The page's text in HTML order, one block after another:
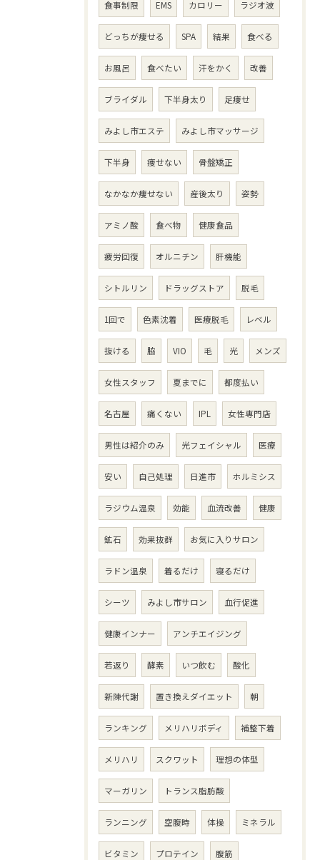
食事制限 EMS カロリー ラジオ波
どっちが痩せる SPA 結果 食べる
お風呂 食べたい 汗をかく 改善
ブライダル 下半身太り 足痩せ
みよし市エステ みよし市マッサージ
下半身 痩せない 骨盤矯正
なかなか痩せない 産後太り 姿勢
アミノ酸 食べ物 健康食品
疲労回復 オルニチン 肝機能
シトルリン ドラッグストア 脱毛
1回で 色素沈着 医療脱毛 レベル
抜ける 脇 VIO 毛 光 メンズ
女性スタッフ 夏までに 都度払い
名古屋 痛くない IPL 女性専門店
男性は紹介のみ 光フェイシャル 医療
安い 自己処理 日進市 ホルミシス
ラジウム温泉 効能 血流改善 健康
鉱石 効果抜群 お気に入りサロン
ラドン温泉 着るだけ 寝るだけ
シーツ みよし市サロン 血行促進
健康インナー アンチエイジング
若返り 酵素 いつ飲む 酸化
新陳代謝 置き換えダイエット 朝
ランキング メリハリボディ 補整下着
メリハリ スクワット 理想の体型
マーガリン トランス脂肪酸
ランニング 空腹時 体操 ミネラル
ビタミン プロテイン 腹筋